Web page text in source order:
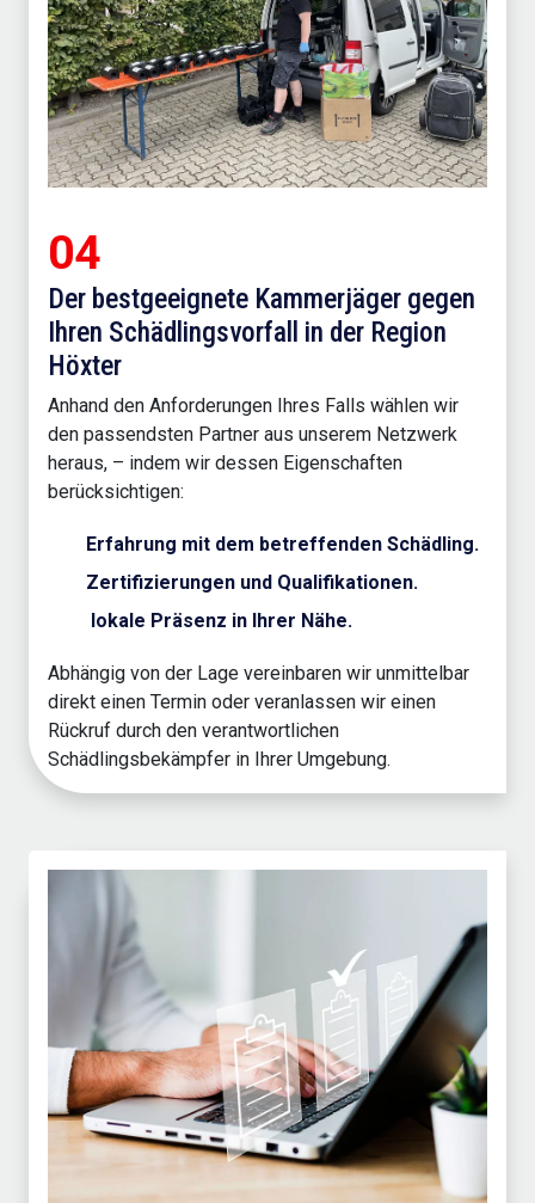
04
Der bestgeeignete Kammerjäger gegen
Ihren Schädlingsvorfall in der Region
Höxter
Anhand den Anforderungen Ihres Falls wählen wir
den passendsten Partner aus unserem Netzwerk
heraus, – indem wir dessen Eigenschaften
berücksichtigen:
Erfahrung mit dem betreffenden Schädling.
Zertifizierungen und Qualifikationen.
lokale Präsenz in Ihrer Nähe.
Abhängig von der Lage vereinbaren wir unmittelbar
direkt einen Termin oder veranlassen wir einen
Rückruf durch den verantwortlichen
Schädlingsbekämpfer in Ihrer Umgebung.